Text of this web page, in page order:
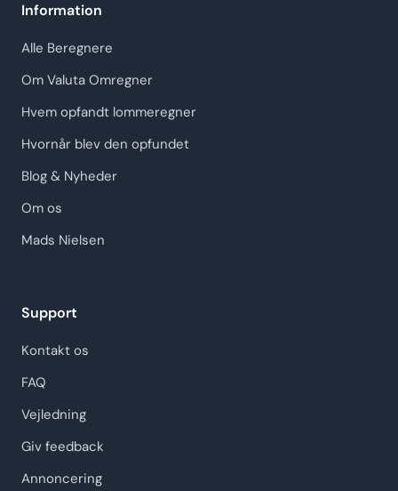
Information
Alle Beregnere
Om Valuta Omregner
Hvem opfandt lommeregner
Hvornår blev den opfundet
Blog & Nyheder
Om os
Mads Nielsen
Support
Kontakt os
FAQ
Vejledning
Giv feedback
Annoncering